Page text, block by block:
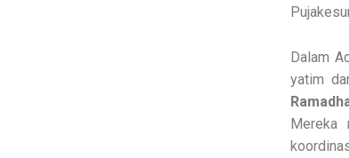
Dalam
yatim
Mereka